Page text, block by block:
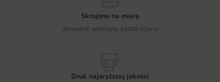
Skrojone na miarę
dowolne wymiary, każda ściana
Druk najwyższej jakości